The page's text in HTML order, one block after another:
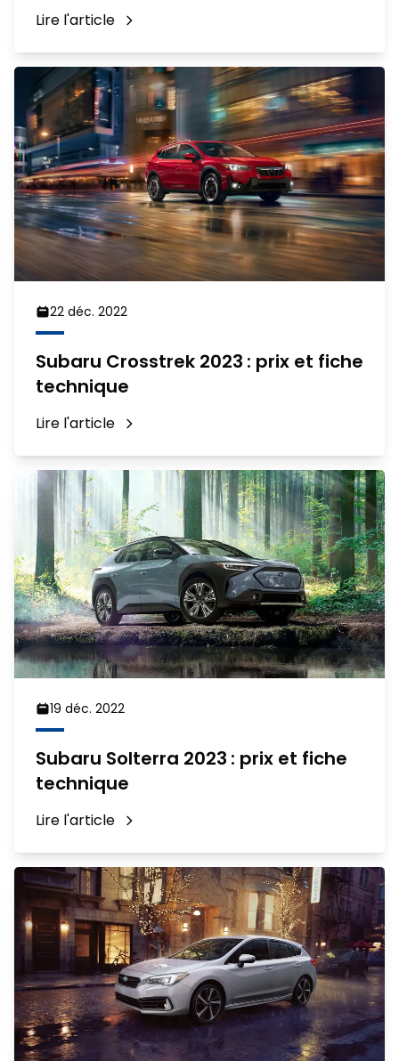
Lire l'article
22 déc. 2022
Subaru Crosstrek 2023 : prix et fiche
technique
Lire l'article
19 déc. 2022
Subaru Solterra 2023 : prix et fiche
technique
Lire l'article